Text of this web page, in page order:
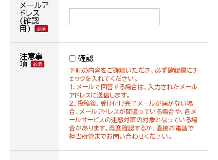
メールア
ドレス
(確認
用)
注意事
項
確認
下記の内容をご確認いただき、必ず確認欄にチ
ェックを入れてください。
１．メールで回答する場合は、入力されたメール
アドレスに送信します。
２．投稿後、受け付け完了メールが届かない場
合、メールアドレスが間違っている場合や、各メ
ールサービスの迷惑対策の対象となっている場
合があります。再度確認するか、直接お電話で
担当所管までお問い合わせください。